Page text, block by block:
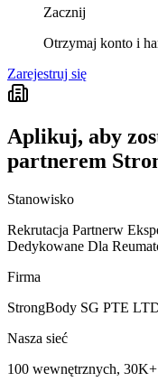
Zacznij
Otrzymaj konto i
Zarejestruj się
Aplikuj, aby
partnerem
Stanowisko
Rekrutacja Partnerw
Dedykowane Dla
Firma
StrongBody SG PTE
Nasza sieć
100 wewnętrznych,